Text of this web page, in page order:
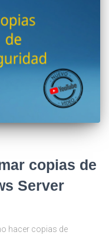
copias de
Server
hacer copias de